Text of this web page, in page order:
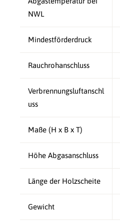
NWL
Mindestförderdruck
Rauchrohanschluss
Verbrennungsluftanschl
uss
Maße (H x B x T)
Höhe Abgasanschluss
Länge der Holzscheite
Gewicht